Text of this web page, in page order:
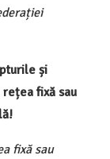
și
fixă sau
fixă sau